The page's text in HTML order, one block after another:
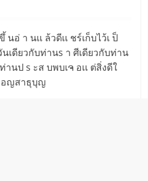
อ่ า นเเ ล้วดีเเ ชร์เก็บไว้เ ป็
เดียวกับท่านs า ศีเดียวกับท่าน
นป s ะส บพบเຈ อเเ ต่สิ่งดีใ
อญสาธุบุญ